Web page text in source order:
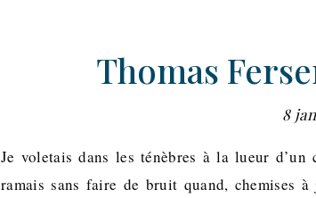
Thomas
8
Je voletais dans les ténèbres à la lueur
ramais sans faire de bruit quand, chemises